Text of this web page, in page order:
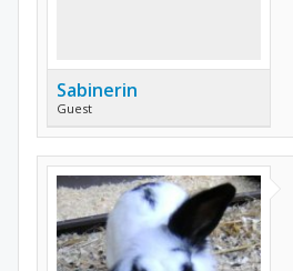
Sabinerin
Guest